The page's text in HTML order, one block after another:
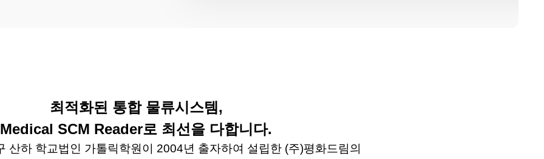
최적화된 통합 물류시스템,
Medical SCM Reader로 최선을 다합니다.
산하 학교법인 가톨릭학원이 2004년 출자하여 설립한 (주)평화드림의